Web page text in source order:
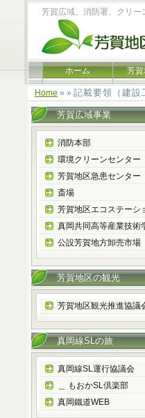
芳賀広域、消防署、クリ
ホーム 芳
Home » » 記載要領（建設
芳賀広域事業
消防本部
環境クリーンセンター
芳賀地区急患センター
斎場
芳賀地区エコステーシ
真岡共同高等産業技術
公設芳賀地方卸売市場
芳賀地区の観光
芳賀地区観光推進協議
真岡線SLの旅
真岡線SL運行協議会
＿ もおかSL倶楽部
真岡鐵道WEB